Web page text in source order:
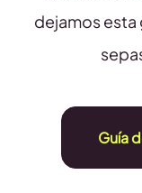
dejamos esta
Guía